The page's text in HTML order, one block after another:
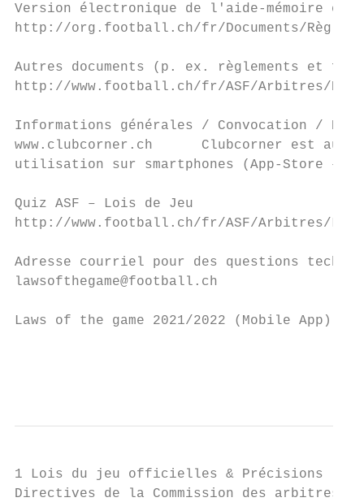
Version électronique de l'aide-mémoire
http://org.football.ch/fr/Documents/
Autres documents (p. ex. règlements et
http://www.football.ch/fr/ASF/Arbitres/
Informations générales / Convocation /
www.clubcorner.ch      Clubcorner est aussi
utilisation sur smartphones (App-Store –
Quiz ASF – Lois de Jeu
http://www.football.ch/fr/ASF/Arbitres/
Adresse courriel pour des questions
lawsofthegame@football.ch
Laws of the game 2021/2022 (Mobile App):
1 Lois du jeu officielles & Précisions
Directives de la Commission des arbitres de